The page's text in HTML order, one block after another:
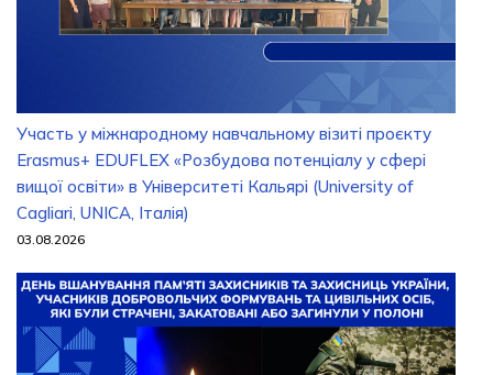
Участь у міжнародному навчальному візиті проєкту
Erasmus+ EDUFLEX «Розбудова потенціалу у сфері
вищої освіти» в Університеті Кальярі (University of
Cagliari, UNICA, Італія)
03.08.2026